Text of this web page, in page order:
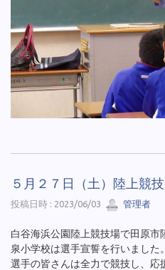
５月２７日（土）陸上競
投稿日時 : 2023/06/03 管理者
白谷海浜公園陸上競技場で田原市
泉小学校は選手宣誓を行いました。
選手の皆さんは全力で競技し、応